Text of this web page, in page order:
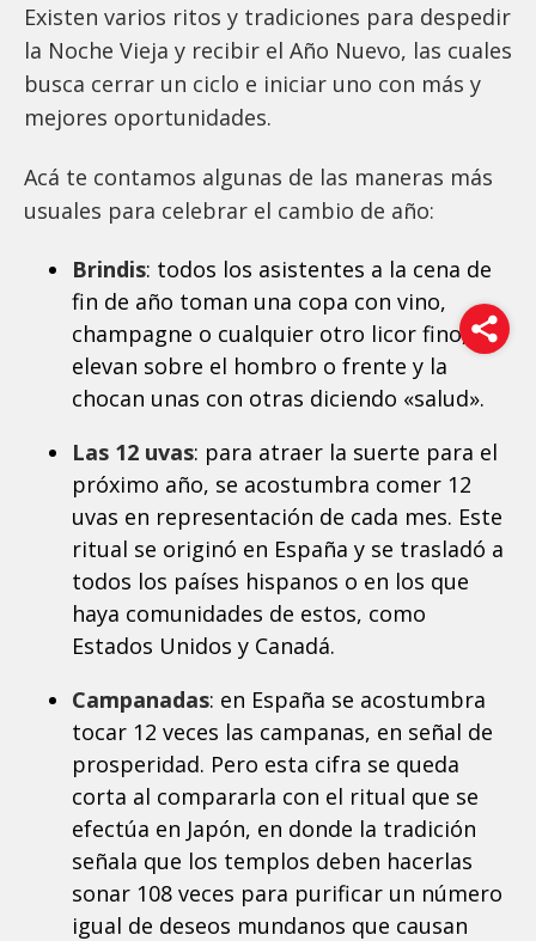
Existen varios ritos y tradiciones para despedir
la Noche Vieja y recibir el Año Nuevo, las cuales
busca cerrar un ciclo e iniciar uno con más y
mejores oportunidades.
Acá te contamos algunas de las maneras más
usuales para celebrar el cambio de año:
Brindis: todos los asistentes a la cena de
fin de año toman una copa con vino,
champagne o cualquier otro licor fino, la
elevan sobre el hombro o frente y la
chocan unas con otras diciendo «salud».
Las 12 uvas: para atraer la suerte para el
próximo año, se acostumbra comer 12
uvas en representación de cada mes. Este
ritual se originó en España y se trasladó a
todos los países hispanos o en los que
haya comunidades de estos, como
Estados Unidos y Canadá.
Campanadas: en España se acostumbra
tocar 12 veces las campanas, en señal de
prosperidad. Pero esta cifra se queda
corta al compararla con el ritual que se
efectúa en Japón, en donde la tradición
señala que los templos deben hacerlas
sonar 108 veces para purificar un número
igual de deseos mundanos que causan